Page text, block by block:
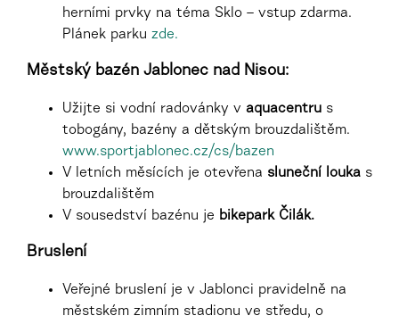
herními prvky na téma Sklo – vstup zdarma.
Plánek parku zde.
Městský bazén Jablonec nad Nisou:
Užijte si vodní radovánky v aquacentru s
tobogány, bazény a dětským brouzdalištěm.
www.sportjablonec.cz/cs/bazen
V letních měsících je otevřena sluneční louka s
brouzdalištěm
V sousedství bazénu je bikepark Čilák.
Bruslení
Veřejné bruslení je v Jablonci pravidelně na
městském zimním stadionu ve středu, o